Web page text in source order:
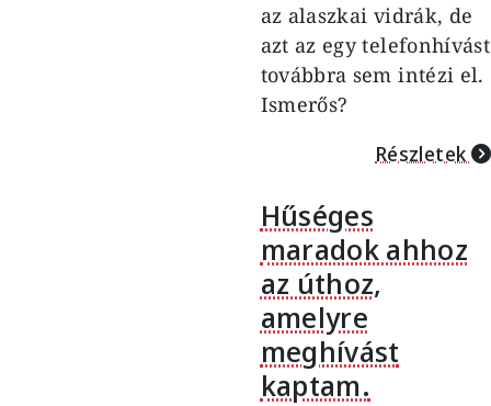
az alaszkai vidrák, de
azt az egy telefonhívást
továbbra sem intézi el.
Ismerős?
Részletek
Hűséges
maradok ahhoz
az úthoz,
amelyre
meghívást
kaptam.